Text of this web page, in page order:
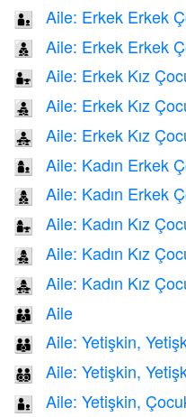
👨‍👦 Aile: Erkek Erkek
👨‍👦‍👦 Aile: Erkek Erkek
👨‍👧 Aile: Erkek Kız
👨‍👧‍👦 Aile: Erkek Kız
👨‍👧‍👧 Aile: Erkek Kız
👩‍👦 Aile: Kadın Erkek
👩‍👦‍👦 Aile: Kadın Erkek
👩‍👧 Aile: Kadın Kız
👩‍👧‍👦 Aile: Kadın Kız
👩‍👧‍👧 Aile: Kadın Kız
👪 Aile
🧑‍🧑‍🧒 Aile: Yetişkin,
🧑‍🧑‍🧒‍🧒 Aile: Yetişkin,
🧑‍🧒 Aile: Yetişkin,